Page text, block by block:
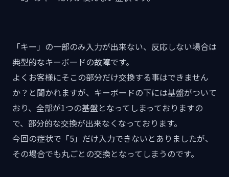
「キー」の一部のみ入力が出来ない、反応しない場合は
典型的なキーボードの故障です。
よくお客様にそこの部分だけ交換する事はできません
か？と聞かれますが、キーボードの下には基盤がついて
おり、全部が1つの基盤となってしまっておりますの
で、部分的な交換が出来なくなっております。
今回の症状で「5」だけ入力できないとありましたが、
その場合でも丸ごとの交換となってしまうのです。